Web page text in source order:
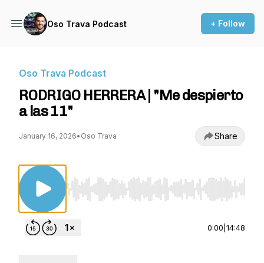
Oso Trava Podcast + Follow
Oso Trava Podcast
RODRIGO HERRERA | "Me despierto
a las 11"
January 16, 2026• Oso Trava Share
Use Left/Right to seek, Home/End to jump to
0:00 14:48